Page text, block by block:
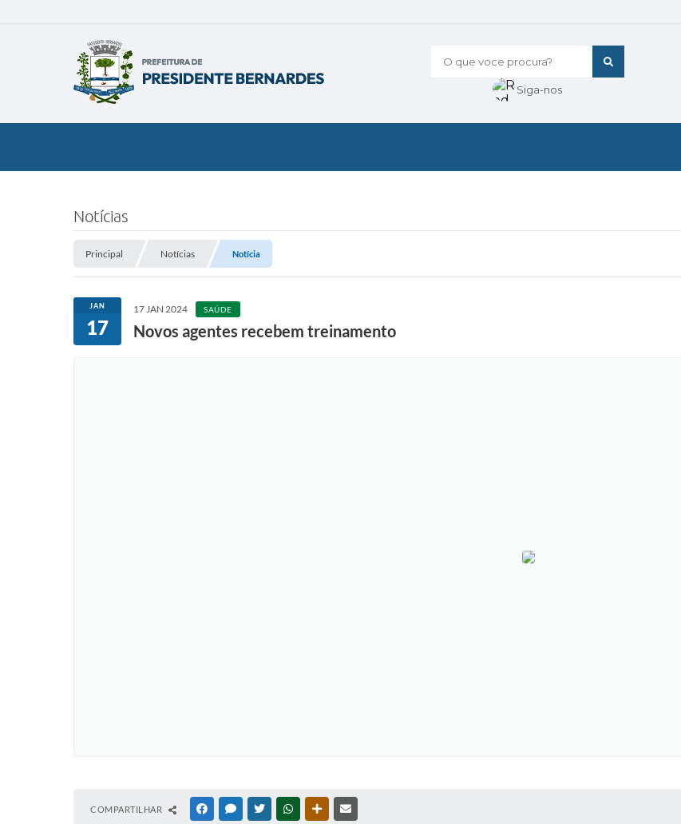
O que voce procura?
Siga-nos
Notícias
Principal Notícias Notícia
JAN
17
17 JAN 2024 SAÚDE
Novos agentes recebem treinamento
COMPARTILHAR FACEBOOKMESSENGER
TWITTERWHATSAPPOUTRAS MÍDIAS